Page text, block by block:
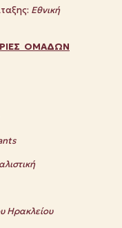
Εθνική
ΟΜΑΔΩΝ
Ηρακλείου